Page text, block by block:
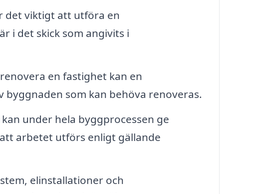
det viktigt att utföra en
i det skick som angivits i
en fastighet kan en
som kan behöva renoveras.
under hela byggprocessen ge
arbetet utförs enligt gällande
elinstallationer och